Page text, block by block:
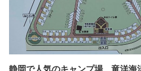
静岡で人気のキャンプ場 竜洋海